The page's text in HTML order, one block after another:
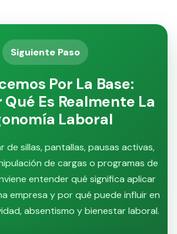
Siguiente Paso
Por La Base:
Es Realmente La
Laboral
de sillas, pantallas, pausas activas,
de cargas o programas de
entender qué significa aplicar
empresa y por qué puede influir en
absentismo y bienestar laboral.